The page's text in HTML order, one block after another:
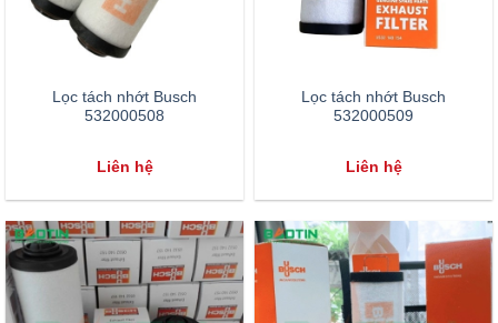
Lọc tách nhớt Busch
532000508
Liên hệ
Lọc tách nhớt Busch
532000509
Liên hệ